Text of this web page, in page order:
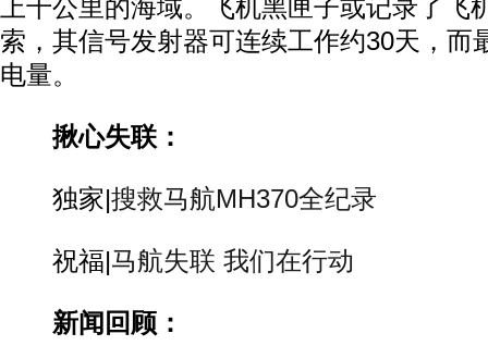
上千公里的海域。飞机黑匣子或记录了飞
索，其信号发射器可连续工作约30天，而
电量。
揪心失联：
独家|搜救马航MH370全纪录
祝福|马航失联 我们在行动
新闻回顾：